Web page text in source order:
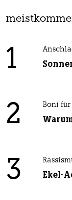
1
2 Boni für
3 Ekel-